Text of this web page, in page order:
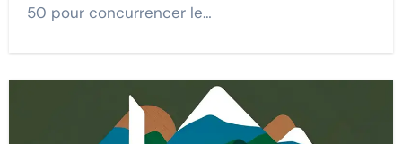
50 pour concurrencer le…